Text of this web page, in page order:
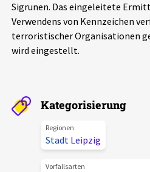
Leipziger Zustände
Schlaglichter
Aktuelles
Über uns
Sigrunen. Das eingeleitete
Verwendens von Kennzeichen
terroristischer Organisationen
wird eingestellt.
Kategorisierung
Regionen
Stadt Leipzig
Vorfallsarten